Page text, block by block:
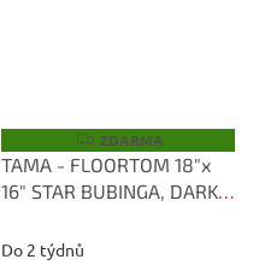
Z
D
A
R
ZDARMA
TAMA - FLOORTOM 18"x
16" STAR BUBINGA, DARK
CDKG
Do 2 týdnů